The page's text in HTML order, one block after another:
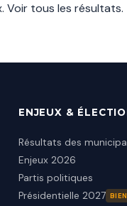
Voir tous les résultats.
ENJEUX &
Résultats des
Enjeux 2026
Partis politiques
Présidentielle 2027